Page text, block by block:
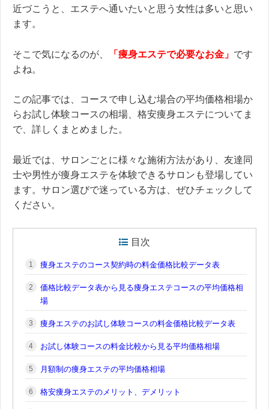
近づこうと、エステへ通いたいと思う女性は多いと思い
ます。
そこで気になるのが、 「痩身エステで必要なお金」 です
よね。
この記事では、コースで申し込む場合の平均価格相場か
らお試し体験コースの相場、格安痩身エステについてま
で、詳しくまとめました。
最近では、サロンごとに様々な施術方法があり、友達同
士や男性が痩身エステを体験できるサロンも登場してい
ます。サロン選びで迷っている方は、ぜひチェックして
ください。
目次
痩身エステのコース契約時の料金価格比較データ表
価格比較データ表から見る痩身エステコースの平均価格相
場
痩身エステのお試し体験コースの料金価格比較データ表
お試し体験コースの料金比較から見る平均価格相場
月額制の痩身エステの平均価格相場
格安痩身エステのメリット、デメリット